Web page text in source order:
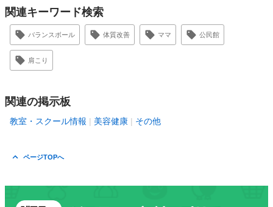
関連キーワード検索
バランスボール 体質改善 ママ 公民館
肩こり
関連の掲示板
教室・スクール情報 美容健康 その他
ページTOPへ